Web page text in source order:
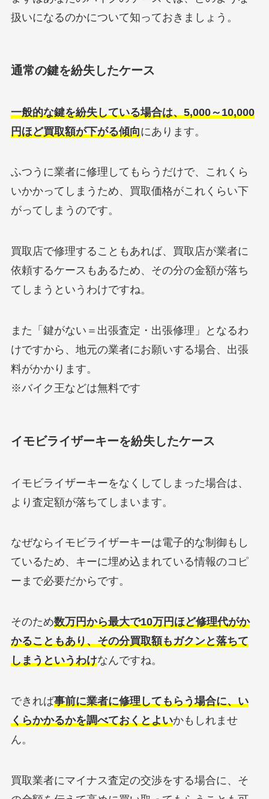
扱いになるのかについて知っておきましょう。
通常の鍵を紛失したケース
一般的な鍵を紛失している場合は、5,000～10,000
円ほど買取額が下がる傾向にあります。
ふつうに業者に修理してもらうだけで、これくら
いかかってしまうため、買取価格がこれくらい下
がってしまうのです。
買取店で修理することもあれば、買取店が業者に
依頼するケースもあるため、その分の金額が落ち
てしまうというわけですね。
また「鍵がない＝出張査定・出張修理」となるわ
けですから、地元の業者にお願いする場合、出張
料がかかります。
※バイク王などは無料です
イモビライザーキーを紛失したケース
イモビライザーキーをなくしてしまった場合は、
より査定額が落ちてしまいます。
なぜならイモビライザーキーは電子的な制御もし
ているため、キーに埋め込まれている情報のコピ
ーまで必要だからです。
そのため数万円から最大で10万円ほど修理代がか
かることもあり、その分買取額もガクンと落ちて
しまうというわけなんですね。
できれば事前に業者に修理してもらう場合に、い
くらかかるかを調べておくとよいかもしれませ
ん。
買取業者にマイナス査定の交渉をする場合に、そ